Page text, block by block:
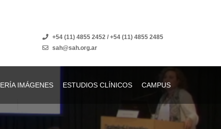
+54 (11) 4855 2452 / +54 (11) 4855 2485
sah@sah.org.ar
IMÁGENES ESTUDIOS CLÍNICOS CAMPUS